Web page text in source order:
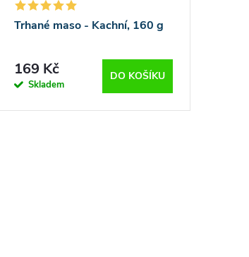
Trhané maso - Kachní, 160 g
169 Kč
Skladem
DO KOŠÍKU